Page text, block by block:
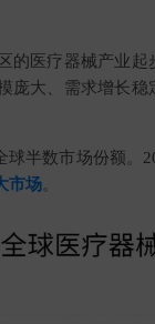
的医疗器械产业
庞大、需求增长
半数市场份额。
市场。